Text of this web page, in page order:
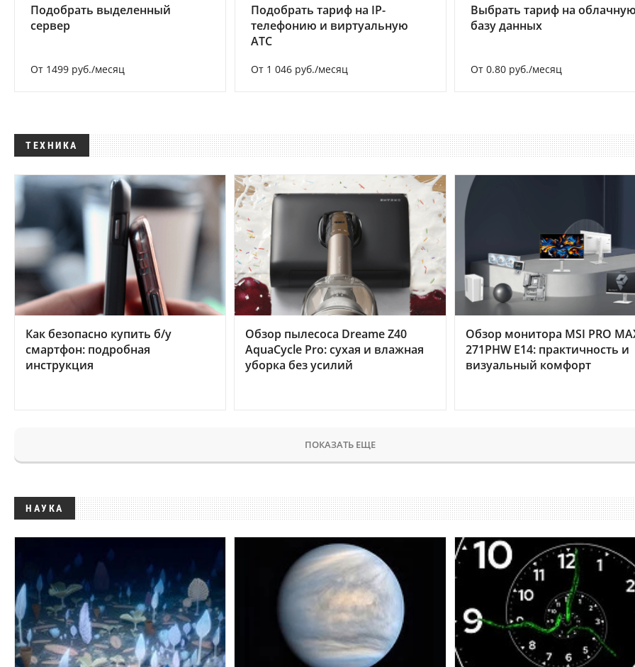
Подобрать выделенный
сервер
От 1499 руб./месяц
Подобрать тариф на IP-
телефонию и виртуальную
АТС
От 1 046 руб./месяц
Выбрать тариф на
базу данных
От 0.80 руб./месяц
ТЕХНИКА
Как безопасно купить б/у
смартфон: подробная
инструкция
Обзор пылесоса Dreame Z40
AquaCycle Pro: сухая и влажная
уборка без усилий
Обзор монитора MSI PRO
271PHW E14: практичность и
визуальный комфорт
ПОКАЗАТЬ ЕЩЕ
НАУКА